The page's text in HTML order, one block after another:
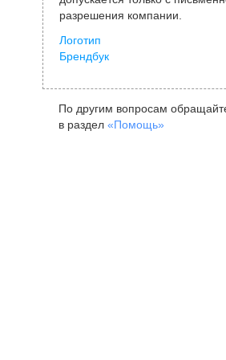
разрешения компании.
Логотип
Брендбук
По другим вопросам
в раздел «Помощь»